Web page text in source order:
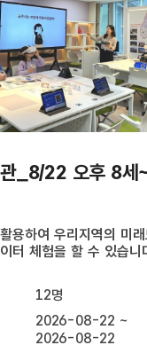
_8/22 오후 8세
용하여 우리지역의 미
터 체험을 할 수 있습니
12명
2026-08-22 ~
2026-08-22